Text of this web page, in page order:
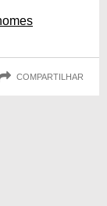
COMPARTILHAR